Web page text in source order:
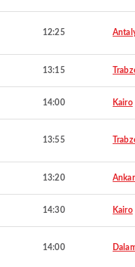
12:25
13:15
14:00 Kairo
13:55
13:20
14:30 Kairo
14:00